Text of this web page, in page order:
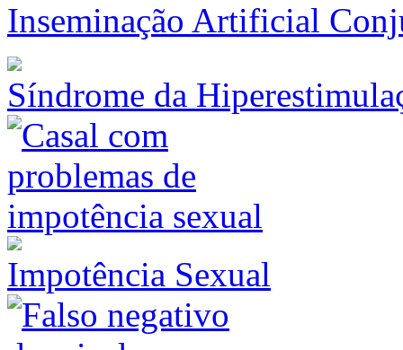
Inseminação Artificial
Síndrome da
Impotência Sexual